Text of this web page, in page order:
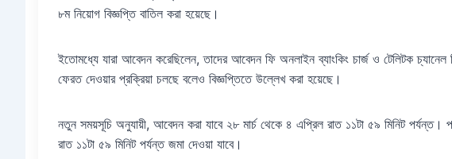
৮ম নিয়োগ বিজ্ঞপ্তি বাতিল করা হয়েছে।
ইতোমধ্যে যারা আবেদন করেছিলেন, তাদের আবেদন ফি অনলাইন ব্যাংকিং চার্জ ও টেলিটক
ফেরত দেওয়ার প্রক্রিয়া চলছে বলেও বিজ্ঞপ্তিতে উল্লেখ করা হয়েছে।
নতুন সময়সূচি অনুযায়ী, আবেদন করা যাবে ২৮ মার্চ থেকে ৪ এপ্রিল রাত ১১টা ৫৯ মিনিট পর্যন্ত।
রাত ১১টা ৫৯ মিনিট পর্যন্ত জমা দেওয়া যাবে।